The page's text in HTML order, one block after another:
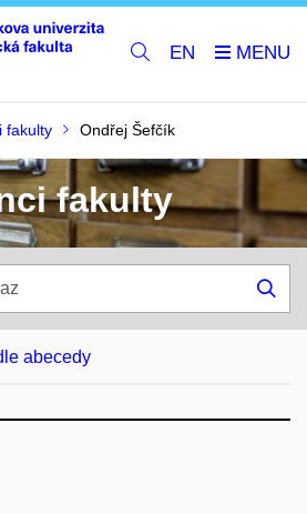
EN
fakulty Ondřej Šefčík
fakulty
abecedy